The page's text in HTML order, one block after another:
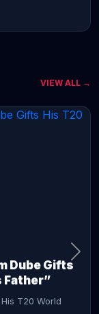
VIEW ALL →
Dube Gifts
Father”
T20 World